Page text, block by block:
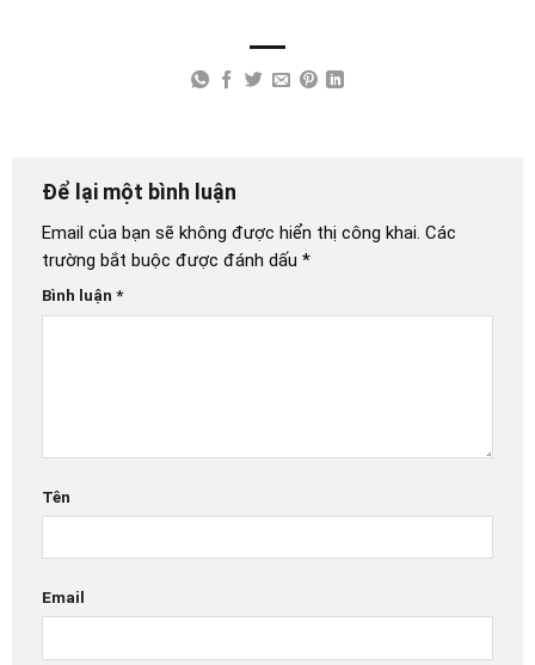
Để lại một bình luận
Email của bạn sẽ không được hiển thị công khai. Các
trường bắt buộc được đánh dấu *
Bình luận *
Tên
Email